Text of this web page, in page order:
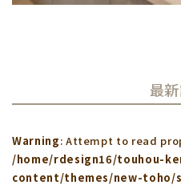
最
Warning: Attempt to read
/home/rdesign16/touhou-
content/themes/new-toho/